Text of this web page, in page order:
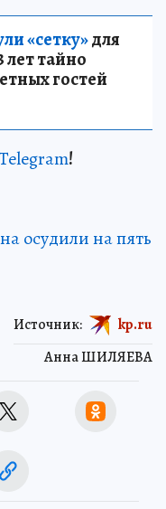
«сетку»для
лет тайно
гостей
!
осудили на пять
Анна ШИЛЯЕВА
Источник: kp.ru